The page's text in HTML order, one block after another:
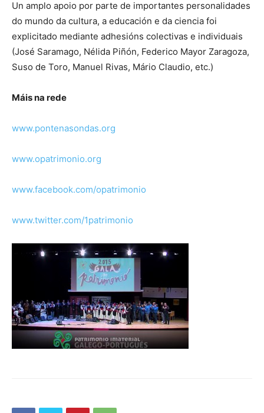
Un amplo apoio por parte de importantes personalidades
do mundo da cultura, a educación e da ciencia foi
explicitado mediante adhesións colectivas e individuais
(José Saramago, Nélida Piñón, Federico Mayor Zaragoza,
Suso de Toro, Manuel Rivas, Mário Claudio, etc.)
Máis na rede
www.pontenasondas.org
www.opatrimonio.org
www.facebook.com/opatrimonio
www.twitter.com/1patrimonio